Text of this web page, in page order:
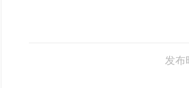
发布